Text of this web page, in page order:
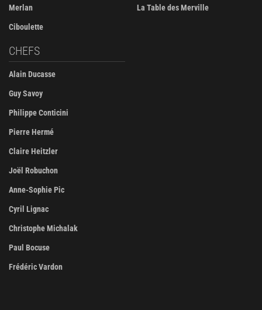
Merlan
Ciboulette
La Table des Merville
CHEFS
Alain Ducasse
Guy Savoy
Philippe Conticini
Pierre Hermé
Claire Heitzler
Joël Robuchon
Anne-Sophie Pic
Cyril Lignac
Christophe Michalak
Paul Bocuse
Frédéric Vardon